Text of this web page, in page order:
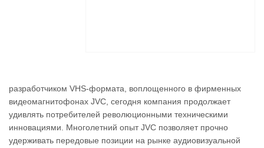
разработчиком VHS-формата, воплощенного в фирменных
видеомагнитофонах JVC, сегодня компания продолжает
удивлять потребителей революционными техническими
инновациями. Многолетний опыт JVC позволяет прочно
удерживать передовые позиции на рынке аудиовизуальной